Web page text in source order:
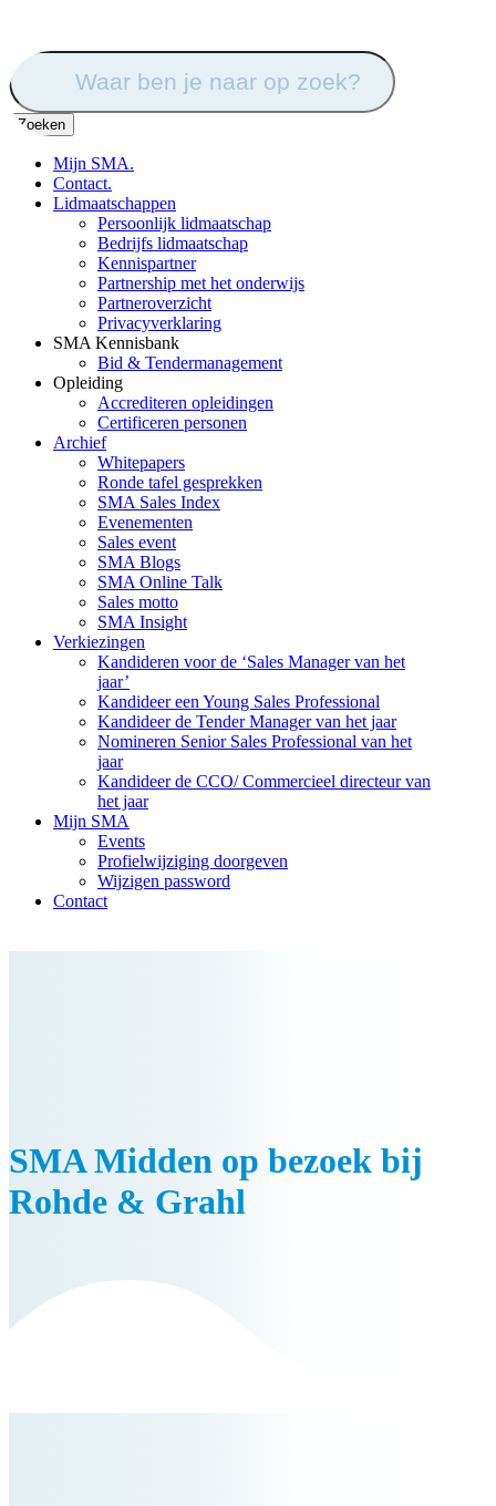
Zoek
naar:
Mijn SMA.
Contact.
Lidmaatschappen
Persoonlijk lidmaatschap
Bedrijfs lidmaatschap
Kennispartner
Partnership met het onderwijs
Partneroverzicht
Privacyverklaring
SMA Kennisbank
Bid & Tendermanagement
Opleiding
Accrediteren opleidingen
Certificeren personen
Archief
Whitepapers
Ronde tafel gesprekken
SMA Sales Index
Evenementen
Sales event
SMA Blogs
SMA Online Talk
Sales motto
SMA Insight
Verkiezingen
Kandideren voor de ‘Sales Manager van het
jaar’
Kandideer een Young Sales Professional
Kandideer de Tender Manager van het jaar
Nomineren Senior Sales Professional van het
jaar
Kandideer de CCO/ Commercieel directeur van
het jaar
Mijn SMA
Events
Profielwijziging doorgeven
Wijzigen password
Contact
SMA Midden op bezoek bij
Rohde & Grahl